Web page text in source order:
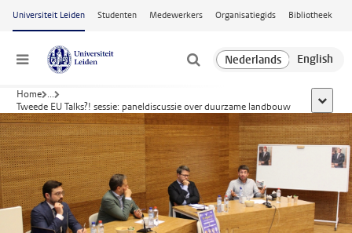
Ga naar hoofdinhoud
Universiteit Leiden Studenten Medewerkers Organisatiegids Bibliotheek
Menu
Home ...
Tweede EU Talks?! sessie: paneldiscussie over duurzame landbouw
toon